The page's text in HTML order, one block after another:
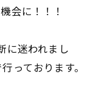
会に！！！
に迷われまし
っております。